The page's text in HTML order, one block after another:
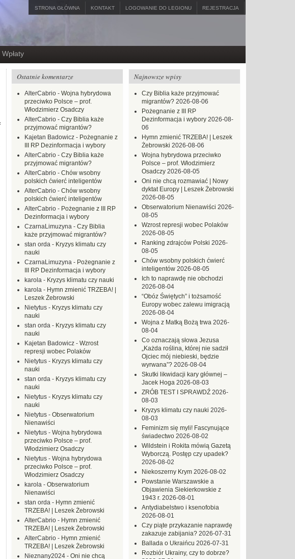
STRONA GŁÓWNA KONTAKT LOGOWANIE DO LEGIONU REJESTRACJA
Wpłaty
Najnowsze wpisy
Czy Biblia każe przyjmować
migrantów? 2026-08-06
Pożegnanie z III RP
Dezinformacja i wybory 2026-08-
06
Hymn zmienić TRZEBA! | Leszek
Żebrowski 2026-08-06
Wojna hybrydowa przeciwko
Polsce – prof. Włodzimierz
Osadczy 2026-08-05
Oni nie chcą rozmawiać | Nowy
dyktat Europy | Leszek Żebrowski
2026-08-05
Obserwatorium Nienawiści 2026-
08-05
Wzrost represji wobec Polaków
2026-08-05
Ranking zdrajców Polski 2026-
08-05
Chów wsobny polskich ćwierć
inteligentów 2026-08-05
Ich to naprawdę nie obchodzi
2026-08-04
“Obóz Świętych” i tożsamość
Europy wobec zalewu imigracją
2026-08-04
Wojna z Matką Bożą trwa 2026-
08-04
Co oznaczają słowa Jezusa
„Każda roślina, której nie sadził
Ojciec mój niebieski, będzie
wyrwana”? 2026-08-04
Skutki likwidacji kary głównej –
Jacek Hoga 2026-08-03
ZRÓB TEST I SPRAWDŹ 2026-
08-03
Kryzys klimatu czy nauki 2026-
08-03
Feminizm się myli! Fascynujące
świadectwo 2026-08-02
Wildstein i Rokita mówią Gazetą
Wyborczą. Postęp czy upadek?
2026-08-02
Niekoszerny Krym 2026-08-02
Powstanie Warszawskie a
Objawienia Siekierkowskie z
1943 r. 2026-08-01
Antydiabelstwo i ksenofobia
2026-08-01
Czy piąte przykazanie naprawdę
zakazuje zabijania? 2026-07-31
Ballada o Ukraińcu 2026-07-31
Rozbiór Ukrainy, czy to dobrze?
Ostatnie komentarze
AlterCabrio - Wojna hybrydowa
przeciwko Polsce – prof.
Włodzimierz Osadczy
AlterCabrio - Czy Biblia każe
przyjmować migrantów?
Kajetan Badowicz - Pożegnanie z
III RP Dezinformacja i wybory
AlterCabrio - Czy Biblia każe
przyjmować migrantów?
AlterCabrio - Chów wsobny
polskich ćwierć inteligentów
AlterCabrio - Chów wsobny
polskich ćwierć inteligentów
AlterCabrio - Pożegnanie z III RP
Dezinformacja i wybory
CzarnaLimuzyna - Czy Biblia
każe przyjmować migrantów?
stan orda - Kryzys klimatu czy
nauki
CzarnaLimuzyna - Pożegnanie z
III RP Dezinformacja i wybory
karola - Kryzys klimatu czy nauki
karola - Hymn zmienić TRZEBA! |
Leszek Żebrowski
Nietytus - Kryzys klimatu czy
nauki
stan orda - Kryzys klimatu czy
nauki
Kajetan Badowicz - Wzrost
represji wobec Polaków
Nietytus - Kryzys klimatu czy
nauki
stan orda - Kryzys klimatu czy
nauki
Nietytus - Kryzys klimatu czy
nauki
Nietytus - Obserwatorium
Nienawiści
Nietytus - Wojna hybrydowa
przeciwko Polsce – prof.
Włodzimierz Osadczy
Nietytus - Wojna hybrydowa
przeciwko Polsce – prof.
Włodzimierz Osadczy
karola - Obserwatorium
Nienawiści
stan orda - Hymn zmienić
TRZEBA! | Leszek Żebrowski
AlterCabrio - Hymn zmienić
TRZEBA! | Leszek Żebrowski
AlterCabrio - Hymn zmienić
TRZEBA! | Leszek Żebrowski
Nieznany2024 - Oni nie chcą